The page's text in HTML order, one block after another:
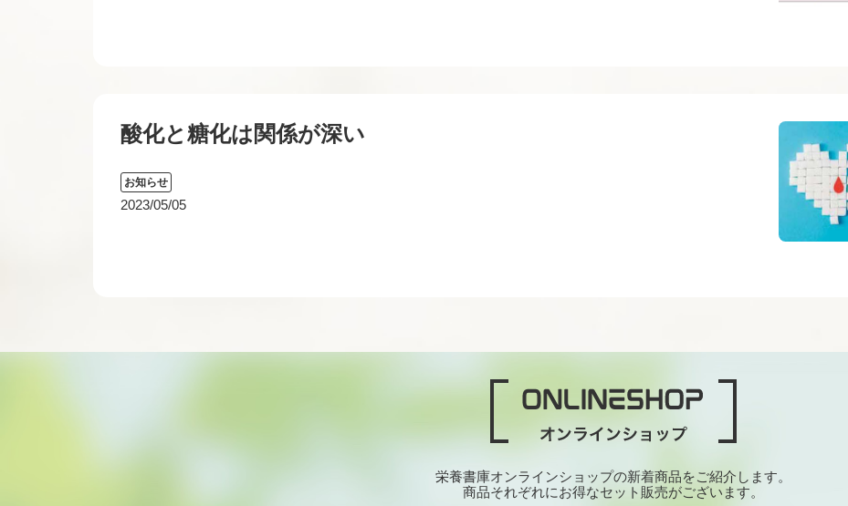
酸化と糖化は関係が深い
お知らせ
2023/05/05
栄養書庫オンラインショップの新着商品をご紹介します。
商品それぞれにお得なセット販売がございます。